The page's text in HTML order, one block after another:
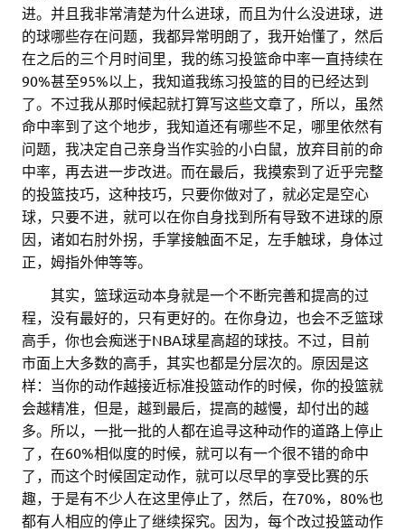
进。并且我非常清楚为什么进球，而且为什么没进球，进
的球哪些存在问题，我都异常明朗了，我开始懂了，然后
在之后的三个月时间里，我的练习投篮命中率一直持续在
90%甚至95%以上，我知道我练习投篮的目的已经达到
了。不过我从那时候起就打算写这些文章了，所以，虽然
命中率到了这个地步，我知道还有哪些不足，哪里依然有
问题，我决定自己亲身当作实验的小白鼠，放弃目前的命
中率，再去进一步改进。而在最后，我摸索到了近乎完整
的投篮技巧，这种技巧，只要你做对了，就必定是空心
球，只要不进，就可以在你自身找到所有导致不进球的原
因，诸如右肘外拐，手掌接触面不足，左手触球，身体过
正，姆指外伸等等。
其实，篮球运动本身就是一个不断完善和提高的过
程，没有最好的，只有更好的。在你身边，也会不乏篮球
高手，你也会痴迷于NBA球星高超的球技。不过，目前
市面上大多数的高手，其实也都是分层次的。原因是这
样：当你的动作越接近标准投篮动作的时候，你的投篮就
会越精准，但是，越到最后，提高的越慢，却付出的越
多。所以，一批一批的人都在追寻这种动作的道路上停止
了，在60%相似度的时候，就可以有一个很不错的命中
了，而这个时候固定动作，就可以尽早的享受比赛的乐
趣，于是有不少人在这里停止了，然后，在70%，80%也
都有人相应的停止了继续探究。因为，每个改过投篮动作